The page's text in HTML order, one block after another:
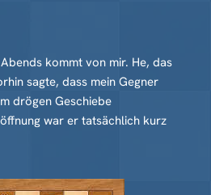
kommt von mir. He, das
sagte, dass mein Gegner
drögen Geschiebe
war er tatsächlich kurz